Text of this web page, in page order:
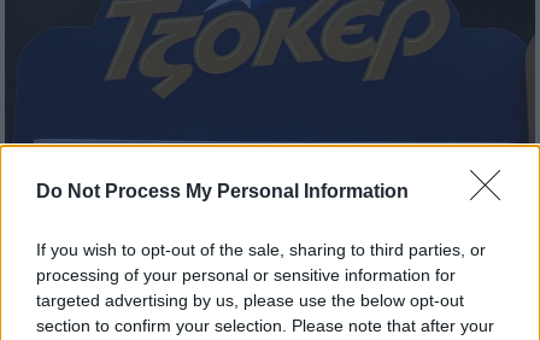
Do Not Process My Personal Information
If you wish to opt-out of the sale, sharing to third parties, or
processing of your personal or sensitive information for
targeted advertising by us, please use the below opt-out
section to confirm your selection. Please note that after your
(ΚΟΝΤΑΡΙΝΗΣ ΓΙΩΡΓΟΣ/EUROKINISSI)